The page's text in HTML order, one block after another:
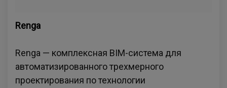
Renga
Renga — комплексная BIM-система для
автоматизированного трехмерного
проектирования по технологии